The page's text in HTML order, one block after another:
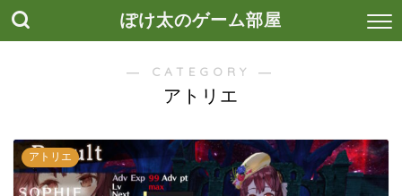
ぽけ太のゲーム部屋
― CATEGORY ―
アトリエ
アトリエ